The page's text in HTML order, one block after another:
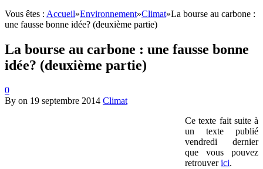
Vous êtes : Accueil»Environnement»Climat»La bourse au carbone :
une fausse bonne idée? (deuxième partie)
La bourse au carbone : une fausse bonne
idée? (deuxième partie)
0
By on 19 septembre 2014 Climat
Ce texte fait suite à
un texte publié
vendredi dernier
que vous pouvez
retrouverici.